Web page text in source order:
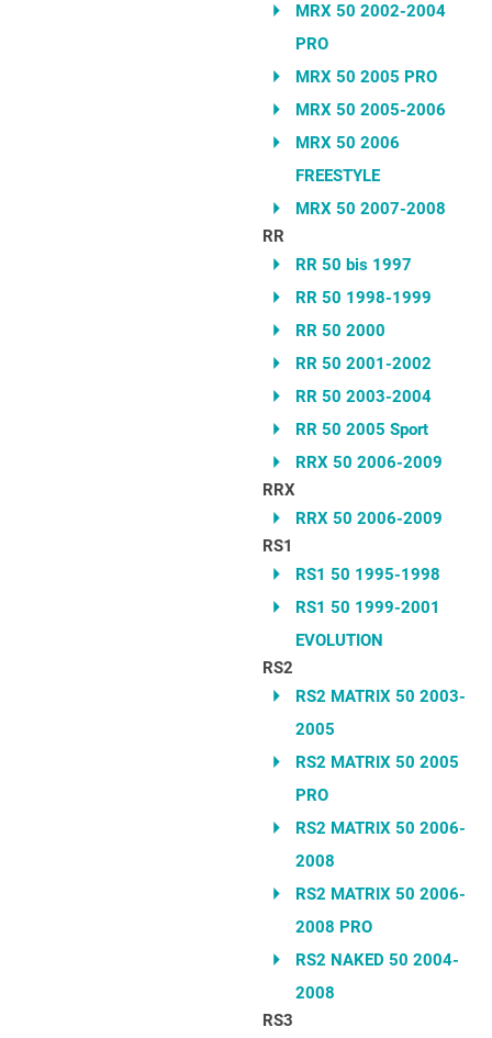
MRX 50 2002-2004
PRO
MRX 50 2005 PRO
MRX 50 2005-2006
MRX 50 2006
FREESTYLE
MRX 50 2007-2008
RR
RR 50 bis 1997
RR 50 1998-1999
RR 50 2000
RR 50 2001-2002
RR 50 2003-2004
RR 50 2005 Sport
RRX 50 2006-2009
RRX
RRX 50 2006-2009
RS1
RS1 50 1995-1998
RS1 50 1999-2001
EVOLUTION
RS2
RS2 MATRIX 50 2003-
2005
RS2 MATRIX 50 2005
PRO
RS2 MATRIX 50 2006-
2008
RS2 MATRIX 50 2006-
2008 PRO
RS2 NAKED 50 2004-
2008
RS3